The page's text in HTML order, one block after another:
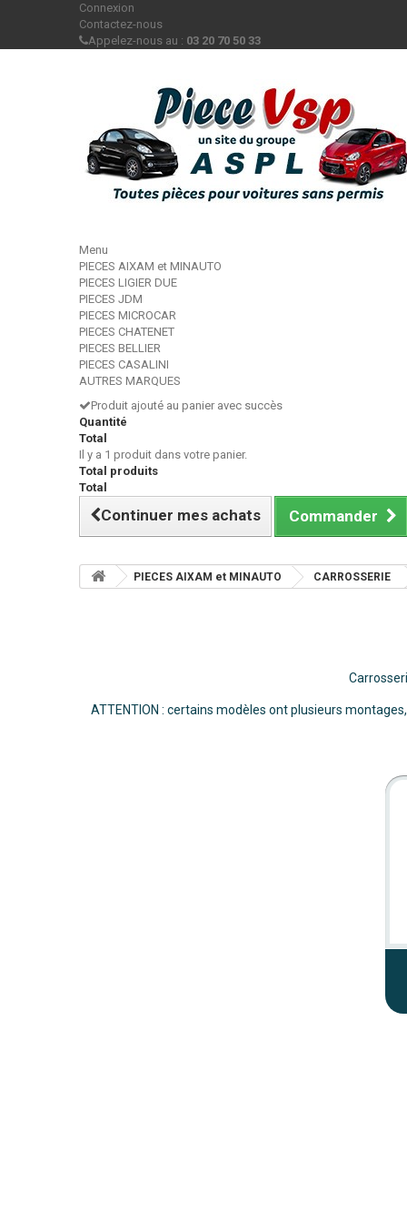
Connexion
Contactez-nous
Appelez-nous au : 03 20 70 50 33
Menu
PIECES AIXAM et MINAUTO
PIECES LIGIER DUE
PIECES JDM
PIECES MICROCAR
PIECES CHATENET
PIECES BELLIER
PIECES CASALINI
AUTRES MARQUES
Produit ajouté au panier avec succès
Quantité
Total
Il y a 1 produit dans votre panier.
Total produits
Total
Continuer mes achats Commander
PIECES AIXAM et MINAUTO CARROSSERIE
ATTENTION : certains modèles ont plusieurs